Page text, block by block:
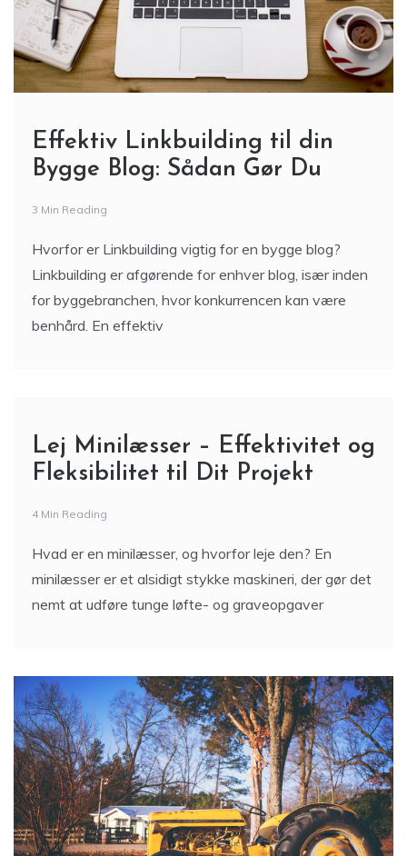
Effektiv Linkbuilding til din
Bygge Blog: Sådan Gør Du
3 Min Reading
Hvorfor er Linkbuilding vigtig for en bygge blog?
Linkbuilding er afgørende for enhver blog, især inden
for byggebranchen, hvor konkurrencen kan være
benhård. En effektiv
Lej Minilæsser – Effektivitet og
Fleksibilitet til Dit Projekt
4 Min Reading
Hvad er en minilæsser, og hvorfor leje den? En
minilæsser er et alsidigt stykke maskineri, der gør det
nemt at udføre tunge løfte- og graveopgaver